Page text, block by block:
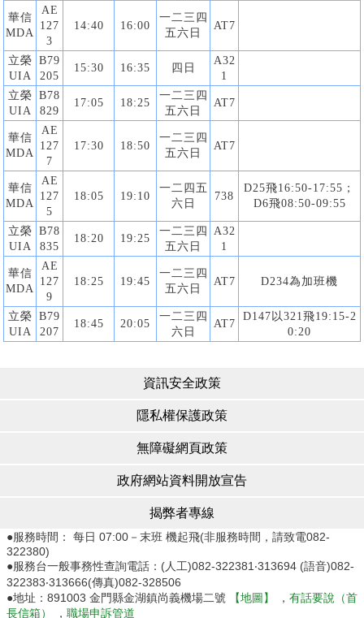
華信
MDA
AE
127
3
14:40 16:00
一二三四
五六日
AT7
立榮
UIA
B79
205
15:30 16:35 四日
A32
1
立榮
UIA
B78
829
17:05 18:25
一二三四
五六日
AT7
華信
MDA
AE
127
7
17:30 18:50
一二三四
五六日
AT7
華信
MDA
AE
127
5
18:05 19:10
一二四五
六日
738
D25飛16:50-17:55；
D6飛08:50-09:55
立榮
UIA
B78
835
18:20 19:25
一二三四
五六日
A32
1
華信
MDA
AE
127
9
18:25 19:45
一二三四
五六日
AT7 D234為加班機
立榮
UIA
B79
207
18:45 20:05
一二三四
六日
AT7
D147以321飛19:15-2
0:20
資訊安全政策
隱私權保護政策
無障礙網頁政策
政府網站資料開放宣告
揭弊者專線
●服務時間： 每日 07:00－末班 機起飛(非服務時間，請致電082-
322380)
●服務台一般事務性查詢電話：(人工)082-322381‧313694 (語音)082-
322383‧313666(傳真)082-328506
●地址：891003 金門縣金湖鎮尚義機場二號
【地圖】 ， 有話要說（首
長信箱）
， 職場申訴管道